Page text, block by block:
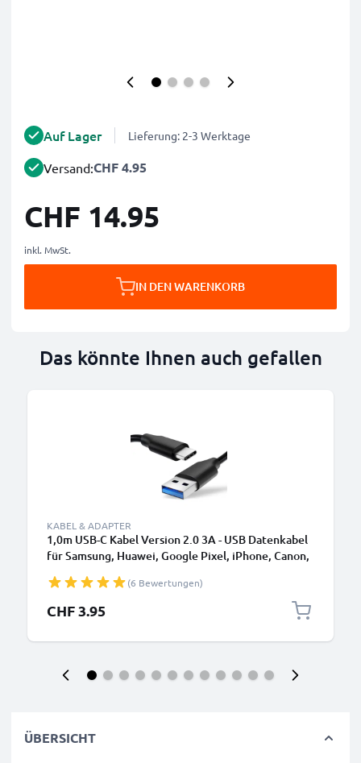
Auf Lager Lieferung: 2-3 Werktage
Versand:CHF 4.95
CHF 14.95
inkl. MwSt.
IN DEN WARENKORB
Das könnte Ihnen auch gefallen
KABEL & ADAPTER
1,0m USB-C Kabel Version 2.0 3A - USB Datenkabel
für Samsung, Huawei, Google Pixel, iPhone, Canon,
(6 Bewertungen)
CHF 3.95
ÜBERSICHT